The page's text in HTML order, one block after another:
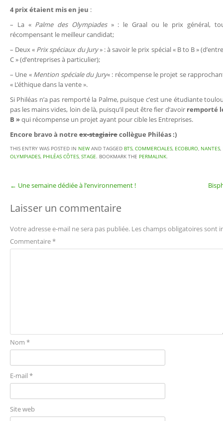
4 prix étaient mis en jeu :
– La « Palme des Olympiades» : le Graal ou le prix général,
récompensant le meilleur candidat;
– Deux « Prix spéciaux du Jury» : à savoir le prix spécial « B to B »
C » (d’entreprises à particulier);
– Une « Mention spéciale du Jury« : récompense le projet se
« L’éthique dans la vente ».
Si Philéas n’a pas remporté la Palme, puisque c’est une étudiante
pas les mains vides, loin de là, puisqu’il peut être fier d’avoir remporté
B »qui récompense un projet ayant pour cible les Entreprises.
Encore bravo à notre ex-stagiairecollègue Philéas :)
THIS ENTRY WAS POSTED IN NEW AND TAGGED BTS, COMMERCIALES, ECOBURO, NANTES,
OLYMPIADES, PHILÉAS CÔTES, STAGE. BOOKMARK THE PERMALINK.
Post navigation
← Une semaine dédiée à l’environnement !
Laisser un commentaire
Votre adresse e-mail ne sera pas publiée. Les champs obligatoires sont
Commentaire*
Nom *
E-mail *
Site web